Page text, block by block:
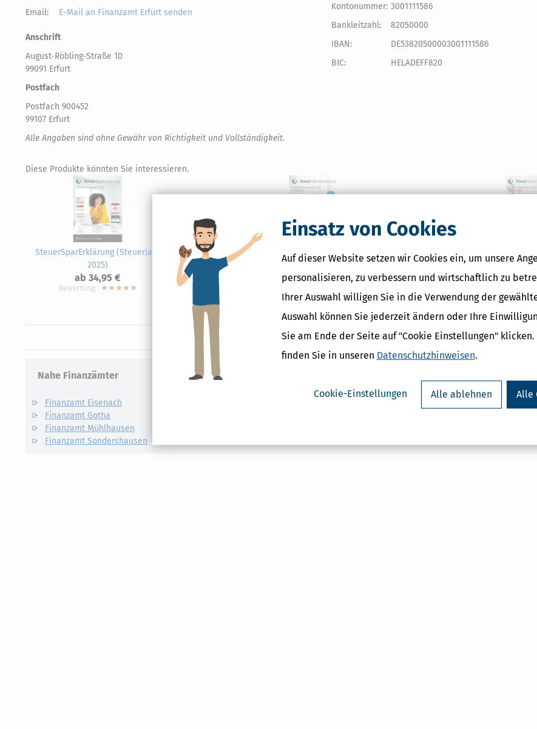
Einsatz von Cookies
Auf dieser Website setzen wir Cookies ein, um unsere
personalisieren, zu verbessern und wirtschaftlich zu
Ihrer Auswahl willigen Sie in die Verwendung der
Auswahl können Sie jederzeit ändern oder Ihre
Sie am Ende der Seite auf "Cookie Einstellungen"
finden Sie in unseren Datenschutzhinweisen.
Cookie-Einstellungen Alle ablehnen Alle
Email:
E-Mail an Finanzamt Erfurt senden
Anschrift
August-Röbling-Straße 10
99091 Erfurt
Postfach
Postfach 900452
99107 Erfurt
Kontonummer: 3001111586
Bankleitzahl:
82050000
IBAN:
DE53820500003001111586
BIC:
HELADEFF820
Alle Angaben sind ohne Gewähr von Richtigkeit und Vollständigkeit.
Diese Produkte könnten Sie interessieren.
SteuerSparErklärung (Steuerjahr
2025)
ab 34,95 €
Bewertung:
SteuerSparErklärung (Steuerjahr
2025)
ab 32,95 €
2025) -
ab
Nahe Finanzämter
Finanzamt Eisenach
Finanzamt Gotha
Finanzamt Mühlhausen
Finanzamt Sondershausen